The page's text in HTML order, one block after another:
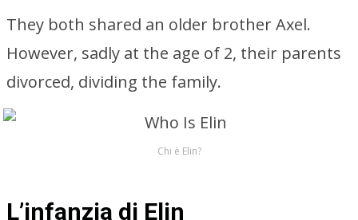
They both shared an older brother Axel.
However, sadly at the age of 2, their parents
divorced, dividing the family.
Chi è Elin?
L’infanzia di Elin